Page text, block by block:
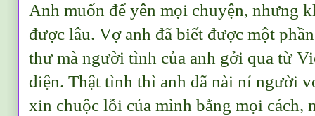
Anh muốn để yên mọi chuyện, nhưng
được lâu. Vợ anh đã biết được một
thư mà người tình của anh gởi qua từ
điện. Thật tình thì anh đã nài nỉ người
xin chuộc lỗi của mình bằng mọi cách,